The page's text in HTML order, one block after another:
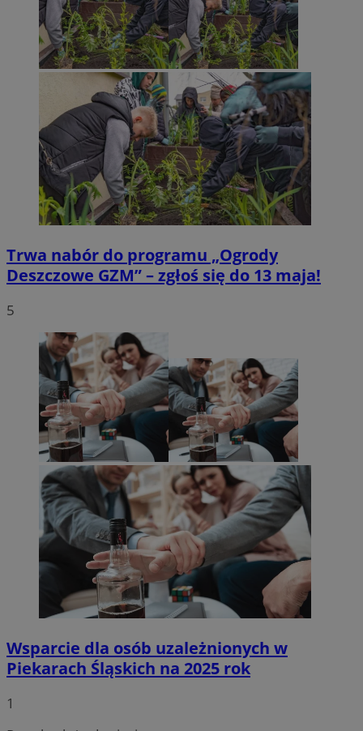
Trwa nabór do programu „Ogrody
Deszczowe GZM” – zgłoś się do 13 maja!
5
Wsparcie dla osób uzależnionych w
Piekarach Śląskich na 2025 rok
1